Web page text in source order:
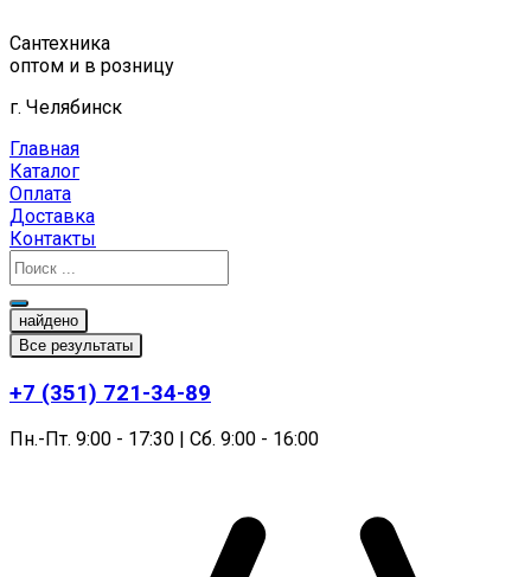
к
содержимому
Сантехника
оптом и в розницу
г. Челябинск
Главная
Каталог
Оплата
Доставка
Контакты
найдено
Все результаты
+7 (351) 721-34-89
Пн.-Пт. 9:00 - 17:30 | Сб. 9:00 - 16:00